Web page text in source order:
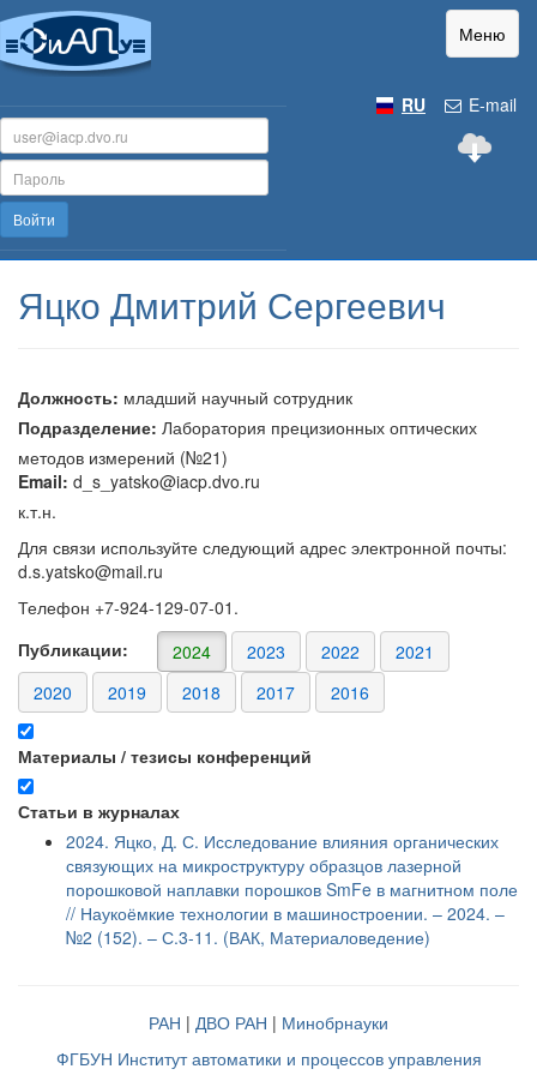
Меню
E-mail
RU
Войти
Яцко Дмитрий Сергеевич
Должность: младший научный сотрудник
Подразделение: Лаборатория прецизионных оптических
методов измерений (№21)
Email: d_s_yatsko@iacp.dvo.ru
к.т.н.
Для связи используйте следующий адрес электронной почты:
d.s.yatsko@mail.ru
Телефон +7-924-129-07-01.
Публикации:
2024 2023 2022
2021
2020
2019 2018 2017 2016
Материалы / тезисы конференций
Статьи в журналах
2024. Яцко, Д. С. Исследование влияния органических
связующих на микроструктуру образцов лазерной
порошковой наплавки порошков SmFe в магнитном поле
// Наукоёмкие технологии в машиностроении. – 2024. –
№2 (152). – С.3-11. (ВАК, Материаловедение)
РАН | ДВО РАН | Минобрнауки
ФГБУН Институт автоматики и процессов управления